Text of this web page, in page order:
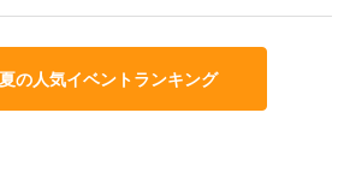
の人気イベントランキング